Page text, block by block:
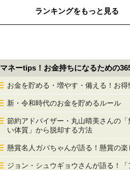
ランキングをもっと見る
マネーtips！お金持ちになるための
お金を貯める・増やす・備える！お
新・令和時代のお金を貯めるルール
節約アドバイザー・丸山晴美さんの「
い体質」から脱却する方法
懸賞名人ガバちゃんが語る！懸賞の楽
ジョン・シュウギョウさんが語る！「